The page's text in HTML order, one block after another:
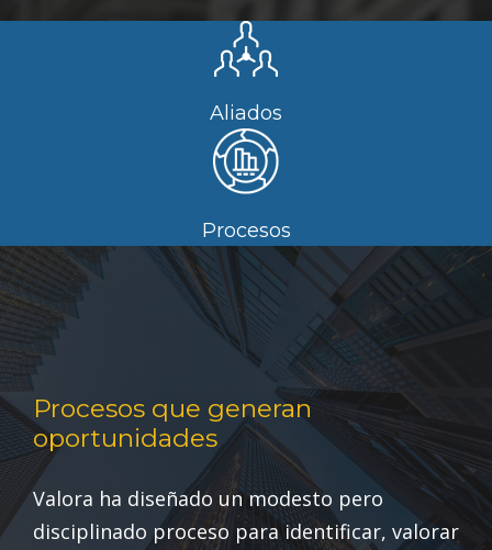
Aliados
Procesos
Procesos que generan
oportunidades
Valora ha diseñado un modesto pero
disciplinado proceso paraidentificar, valorar